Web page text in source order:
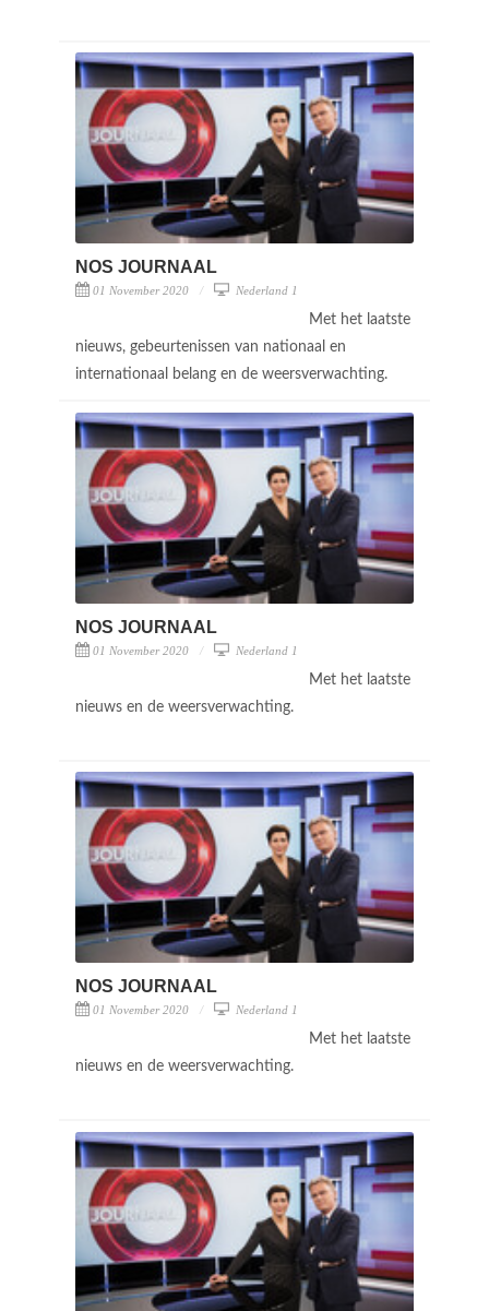
NOS JOURNAAL
01 November 2020 Nederland 1
Met het laatste
nieuws, gebeurtenissen van nationaal en
internationaal belang en de weersverwachting.
NOS JOURNAAL
01 November 2020 Nederland 1
Met het laatste
nieuws en de weersverwachting.
NOS JOURNAAL
01 November 2020 Nederland 1
Met het laatste
nieuws en de weersverwachting.